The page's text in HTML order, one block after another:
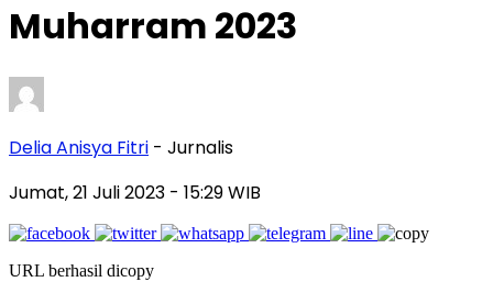
Muharram 2023
Delia Anisya Fitri - Jurnalis
Jumat, 21 Juli 2023 - 15:29 WIB
URL berhasil dicopy